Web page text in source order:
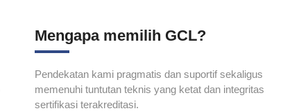
Mengapa memilih GCL?
Pendekatan kami pragmatis dan suportif sekaligus
memenuhi tuntutan teknis yang ketat dan integritas
sertifikasi terakreditasi.